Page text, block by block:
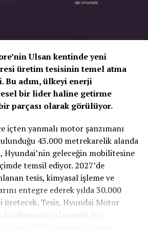
TOGG T10Xgibi yüksek tork
araçlarda, lastiğin zemine
daha kritiktir.E-carturkiyeekibi
Petlas Snowmaster 2
yapısıyla elektrikli araçların
Ulsan kentinde yeni
üretim tesisinin temel atma
Bu adım, ülkeyi enerji
bir lider haline getirme
parçası olarak görülüyor.
içten yanmalı motor şanzımanı
43.000 metrekarelik alanda
Hyundai’nin geleceğin mobilitesine
temsil ediyor. 2027’de
tesis, kimyasal işleme ve
entegre ederek yılda 30.000
üretecek. Tesis, Hyundai Motor
for Humanity (İnsanlık İçin